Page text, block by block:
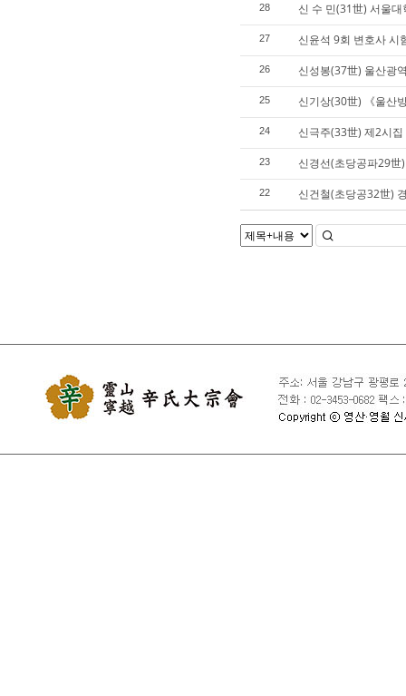
28 신 수 민(31世) 서울
27 신윤석 9회 변호사 시
26 신성봉(37世) 울산광
25 신기상(30世) 《울산
24 신극주(33世) 제2시
23 신경선(초당공파29世
22 신건철(초당공32世)